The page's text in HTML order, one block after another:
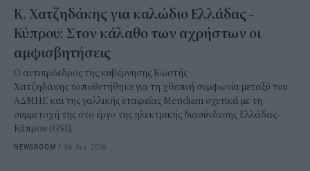
Κ. Χατζηδάκης για καλώδιο Ελλάδας -
Κύπρου: Στον κάλαθο των αχρήστων οι
αμφισβητήσεις
Ο αντιπρόεδρος της κυβέρνησης Κωστής
Χατζηδάκης τοποθετήθηκε για τη χθεσινή συμφωνία μεταξύ του
ΑΔΜΗΕ και της γαλλικής εταιρείας Meridiam σχετικά με τη
συμμετοχή της στο έργο της ηλεκτρικής διασύνδεσης Ελλάδας–
Κύπρου (GSI).
NEWSROOM / 06 Αυγ 2026